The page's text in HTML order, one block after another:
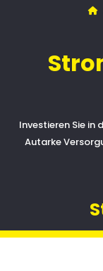

Investieren Sie in
Autarke